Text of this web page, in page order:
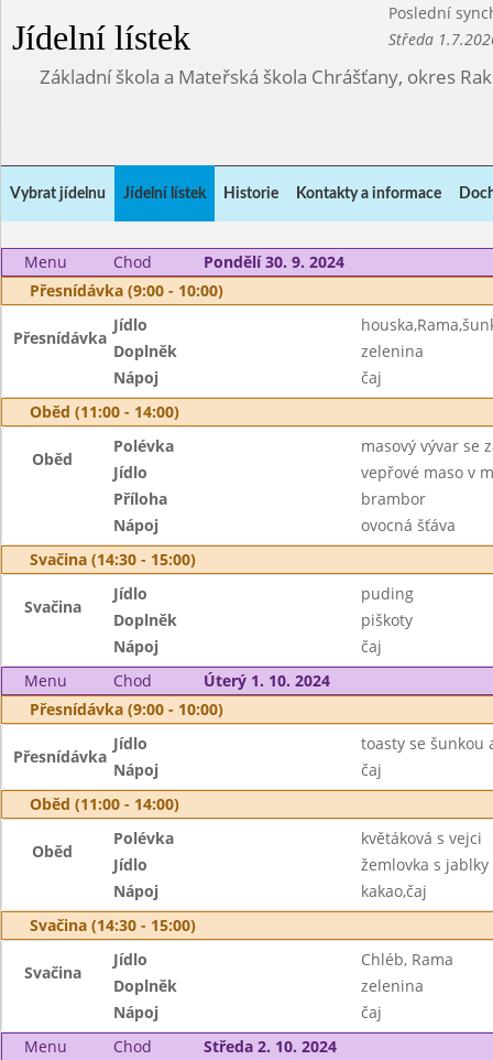
Jídelní lístek
Poslední
Středa
Základní škola a Mateřská škola Chrášťany, okres
Vybrat jídelnu Jídelní lístek Historie Kontakty a informace
Menu Chod
Pondělí 30. 9. 2024
Přesnídávka (9:00 - 10:00)
Přesnídávka
Jídlo
Doplněk
zelenina
Nápoj
čaj
Oběd (11:00 - 14:00)
Oběd
Polévka
masový vývar se
Jídlo
vepřové maso v
Příloha
brambor
Nápoj
ovocná šťáva
Svačina (14:30 - 15:00)
Svačina
Jídlo
puding
Doplněk
piškoty
Nápoj
čaj
Menu
Chod
Úterý 1. 10. 2024
Přesnídávka (9:00 - 10:00)
Přesnídávka
Jídlo
toasty se šunkou
Nápoj
čaj
Oběd (11:00 - 14:00)
Oběd
Polévka
květáková s vejci
Jídlo
žemlovka s
Nápoj
kakao,čaj
Svačina (14:30 - 15:00)
Svačina
Jídlo
Chléb, Rama
Doplněk
zelenina
Nápoj
čaj
Menu
Chod
Středa 2. 10. 2024